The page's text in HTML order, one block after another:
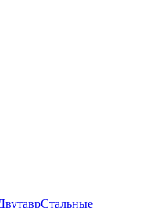
Стальные